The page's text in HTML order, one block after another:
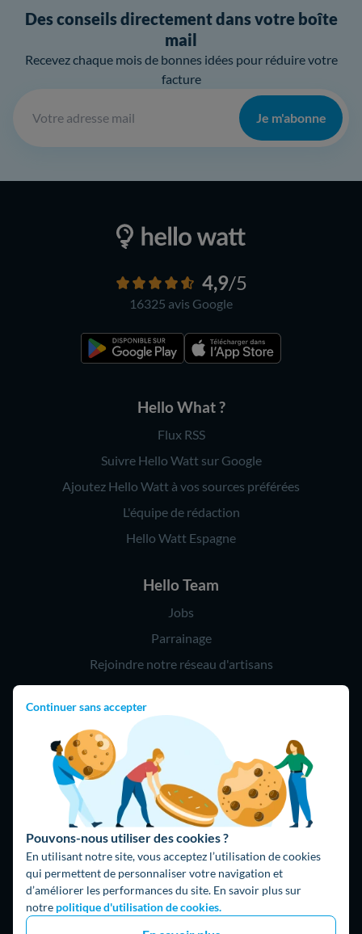
Continuer sans accepter
Pouvons-nous utiliser des cookies ?
En utilisant notre site, vous acceptez l’utilisation de cookies
qui permettent de personnaliser votre navigation et
d’améliorer les performances du site. En savoir plus sur
notre politique d'utilisation de cookies.
Des conseils directement dans votre boîte
mail
Recevez chaque mois de bonnes idées pour réduire votre
facture
Je m'abonne
4,9/5
16325 avis Google
Hello What ?
Flux RSS
Suivre Hello Watt sur Google
Ajoutez Hello Watt à vos sources préférées
L'équipe de rédaction
Hello Watt Espagne
Hello Team
Jobs
Parrainage
Rejoindre notre réseau d'artisans
Hello !
09 75 18 60 60
(8h-21h)
75018 Paris
Fait avec ⚡ par Hello Watt
© 2026 Hello Watt |CGU|Mentions légales